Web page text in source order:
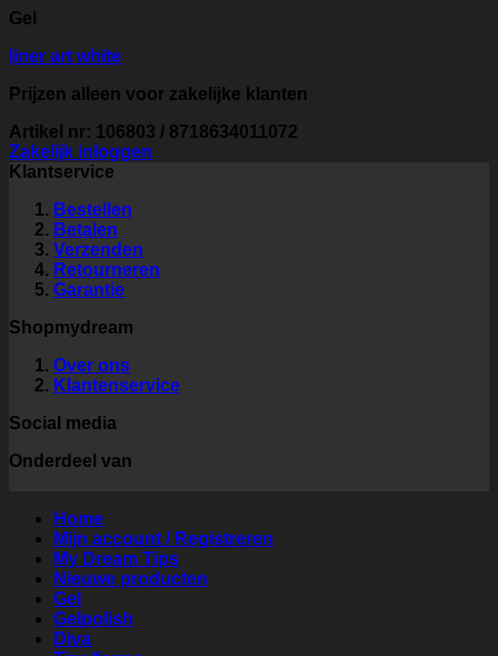
Gel
liner art white
Prijzen alleen voor zakelijke klanten
Artikel nr: 106803 / 8718634011072
Zakelijk inloggen
Klantservice
Bestellen
Betalen
Verzenden
Retourneren
Garantie
Shopmydream
Over ons
Klantenservice
Social media
Onderdeel van
Home
Mijn account / Registreren
My Dream Tips
Nieuwe producten
Gel
Gelpolish
Diva